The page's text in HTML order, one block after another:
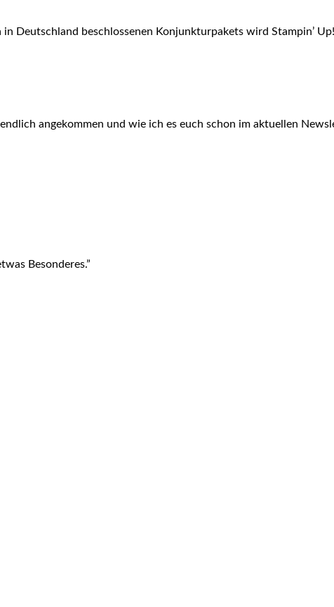
in Deutschland beschlossenen Konjunkturpakets wird Stampin’
angekommen und wie ich es euch schon im aktuellen
Besonderes.”